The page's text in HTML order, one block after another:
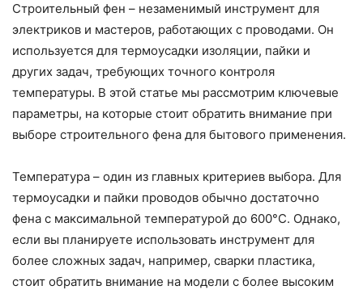
Строительный фен – незаменимый инструмент для
электриков и мастеров, работающих с проводами. Он
используется для термоусадки изоляции, пайки и
других задач, требующих точного контроля
температуры. В этой статье мы рассмотрим ключевые
параметры, на которые стоит обратить внимание при
выборе строительного фена для бытового применения.
Температура – один из главных критериев выбора. Для
термоусадки и пайки проводов обычно достаточно
фена с максимальной температурой до 600°C. Однако,
если вы планируете использовать инструмент для
более сложных задач, например, сварки пластика,
стоит обратить внимание на модели с более высоким